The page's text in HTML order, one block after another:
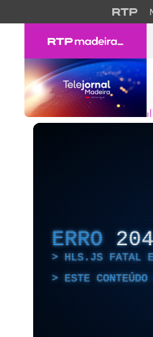
ERRO
HLS.JS FATAL
ESTE